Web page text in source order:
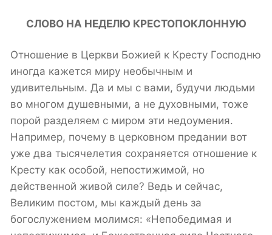
СЛОВО НА НЕДЕЛЮ КРЕСТОПОКЛОННУЮ
Отношение в Церкви Божией к Кресту Господню
иногда кажется миру необычным и
удивительным. Да и мы с вами, будучи людьми
во многом душевными, а не духовными, тоже
порой разделяем с миром эти недоумения.
Например, почему в церковном предании вот
уже два тысячелетия сохраняется отношение к
Кресту как особой, непостижимой, но
действенной живой силе? Ведь и сейчас,
Великим постом, мы каждый день за
богослужением молимся: «Непобедимая и